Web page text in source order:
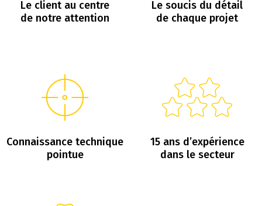
Le client au centre
de notre attention
Le soucis du détail
de chaque projet
Connaissance technique
pointue
15 ans d’expérience
dans le secteur